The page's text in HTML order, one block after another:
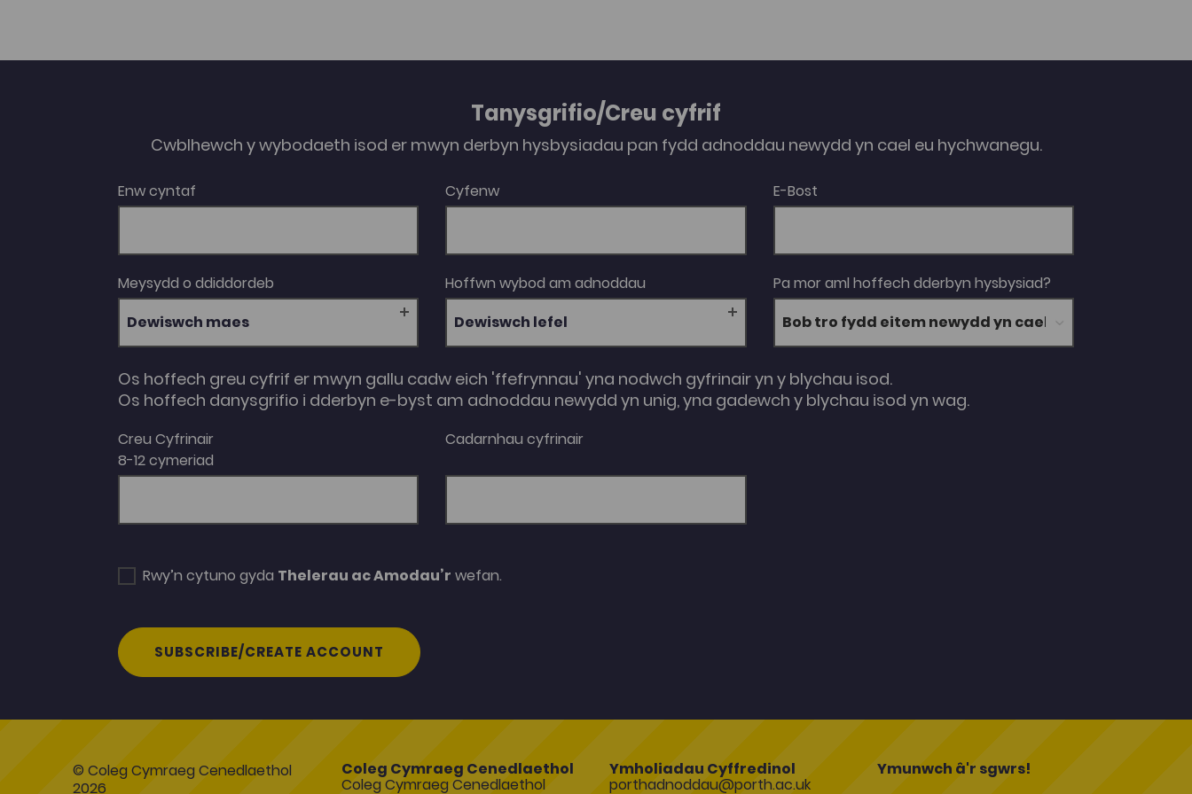
yn siŵr y bydd gennych yr wybodaeth a’r
Astudiaethau achos sy’n rhoi cyfle i chi osod
yr hyn rydych chi wedi’i ddysgu o fewn cyd-
eich gwaith o ofalu am eraill.
Tanysgrifio/Creu cyfrif
Cwblhewch y wybodaeth isod er mwyn derbyn hysbysiadau pan fydd adnoddau newydd yn cael eu hychwanegu.
Enw cyntaf Cyfenw E-Bost
Meysydd o ddiddordeb
Dewiswch maes
Hoffwn wybod am adnoddau
Dewiswch lefel
Pa mor aml hoffech dderbyn hysbysiad?
Os hoffech greu cyfrif er mwyn gallu cadw eich 'ffefrynnau' yna nodwch gyfrinair yn y blychau isod.
Os hoffech danysgrifio i dderbyn e-byst am adnoddau newydd yn unig, yna gadewch y blychau isod yn wag.
Creu Cyfrinair
8-12 cymeriad
Cadarnhau cyfrinair
Rwy’n cytuno gyda Thelerau ac Amodau’r wefan.
SUBSCRIBE/CREATE ACCOUNT
© Coleg Cymraeg Cenedlaethol
2026
Coleg Cymraeg Cenedlaethol
Coleg Cymraeg Cenedlaethol
Ymholiadau Cyffredinol
porthadnoddau@porth.ac.uk
Ymunwch â'r sgwrs!